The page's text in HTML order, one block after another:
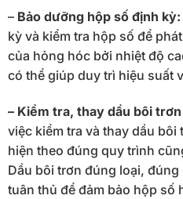
– Bảo dưỡng hộp số định kỳ:
kỳ và kiểm tra hộp số để
của hỏng hóc bởi nhiệt độ
có thể giúp duy trì hiệu suất
– Kiểm tra, thay dầu bôi
việc kiểm tra và thay dầu
hiện theo đúng quy trình
Dầu bôi trơn đúng loại,
tuân thủ để đảm bảo hộp số